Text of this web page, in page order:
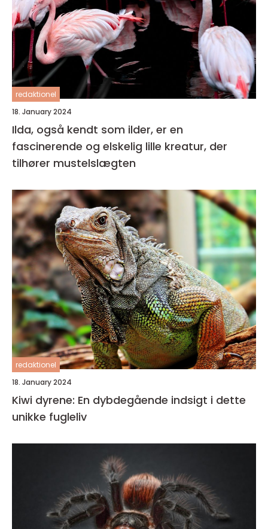
redaktionel
18. January 2024
Ilda, også kendt som ilder, er en
fascinerende og elskelig lille kreatur, der
tilhører mustelslægten
redaktionel
18. January 2024
Kiwi dyrene: En dybdegående indsigt i dette
unikke fugleliv